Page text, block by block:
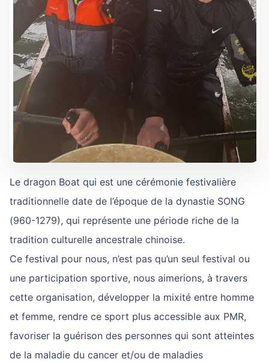
Le dragon Boat qui est une cérémonie festivalière
traditionnelle date de l’époque de la dynastie SONG
(960-1279), qui représente une période riche de la
tradition culturelle ancestrale chinoise.
Ce festival pour nous, n’est pas qu’un seul festival ou
une participation sportive, nous aimerions, à travers
cette organisation, développer la mixité entre homme
et femme, rendre ce sport plus accessible aux PMR,
favoriser la guérison des personnes qui sont atteintes
de la maladie du cancer et/ou de maladies